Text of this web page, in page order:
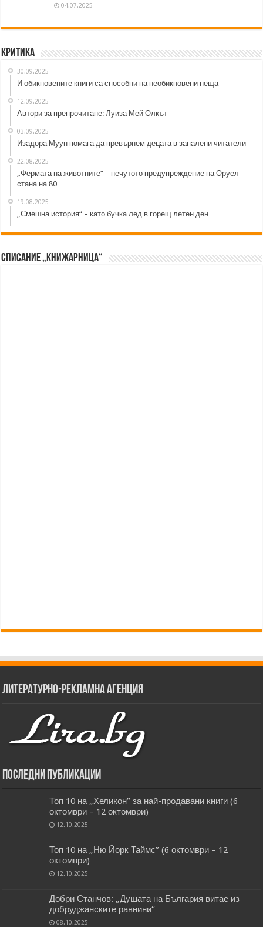
04.07.2025
Критика
30.09.2025
И обикновените книги са способни на необикновени неща
12.09.2025
Автори за препрочитане: Луиза Мей Олкът
03.09.2025
Изадора Муун помага да превърнем децата в запалени читатели
22.08.2025
„Фермата на животните“ – нечутото предупреждение на Оруел
стана на 80
19.08.2025
„Смешна история“ – като бучка лед в горещ летен ден
Списание „Книжарница“
Литературно-рекламна агенция
Последни публикации
Топ 10 на „Хеликон” за най-продавани книги (6
октомври – 12 октомври)
12.10.2025
Топ 10 на „Ню Йорк Таймс” (6 октомври – 12
октомври)
12.10.2025
Добри Станчов: „Душата на България витае из
добруджанските равнини“
08.10.2025